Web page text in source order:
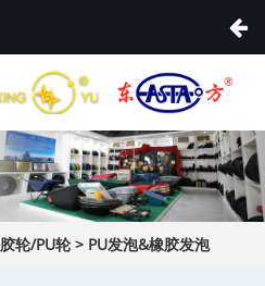
胶轮/PU轮> PU发泡&橡胶发泡